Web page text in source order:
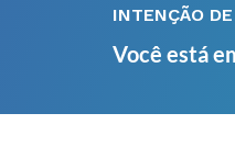
INTENÇÃO
Você está